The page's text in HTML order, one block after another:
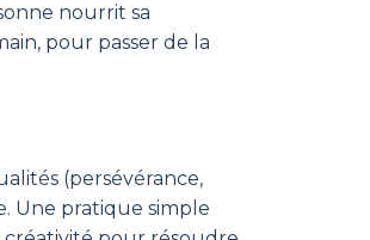
nourrit sa
pour passer de la
(persévérance,
Une pratique simple